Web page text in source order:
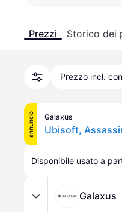
Prezzi Storico dei
Prezzo incl.
annuncio Galaxus
Ubisoft,
Disponibile usato a
Galaxus